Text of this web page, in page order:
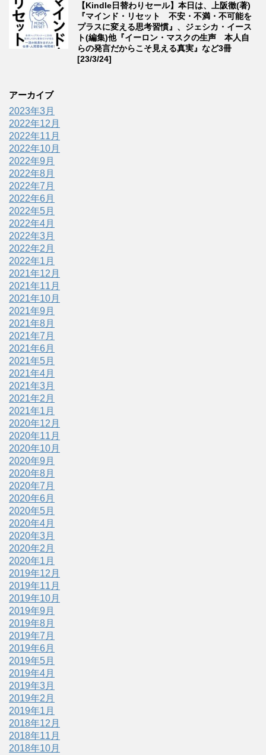
【Kindle日替わりセール】本日は、上阪徹(著)
『マインド・リセット 不安・不満・不可能を
プラスに変える思考習慣』、ジェシカ・イース
ト(編集)他『イーロン・マスクの生声 本人自
らの発言だからこそ見える真実』など3冊
[23/3/24]
アーカイブ
2023年3月
2022年12月
2022年11月
2022年10月
2022年9月
2022年8月
2022年7月
2022年6月
2022年5月
2022年4月
2022年3月
2022年2月
2022年1月
2021年12月
2021年11月
2021年10月
2021年9月
2021年8月
2021年7月
2021年6月
2021年5月
2021年4月
2021年3月
2021年2月
2021年1月
2020年12月
2020年11月
2020年10月
2020年9月
2020年8月
2020年7月
2020年6月
2020年5月
2020年4月
2020年3月
2020年2月
2020年1月
2019年12月
2019年11月
2019年10月
2019年9月
2019年8月
2019年7月
2019年6月
2019年5月
2019年4月
2019年3月
2019年2月
2019年1月
2018年12月
2018年11月
2018年10月